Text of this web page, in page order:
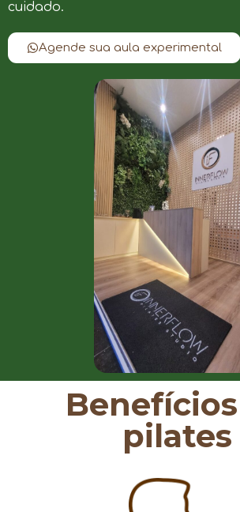
cuidado.
Agende sua aula experimental
pilates